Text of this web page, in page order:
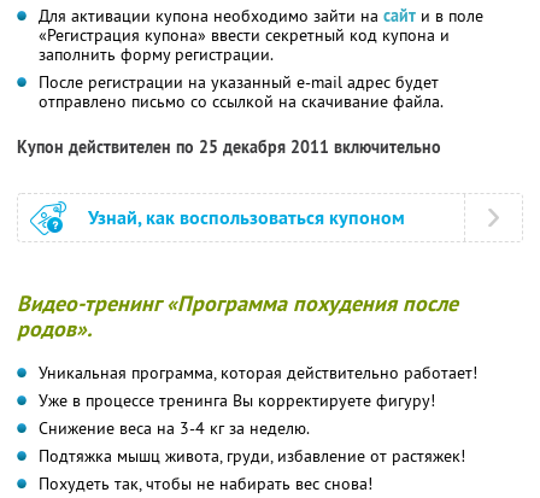
Для активации купона необходимо зайти на сайт и в поле
«Регистрация купона» ввести секретный код купона и
заполнить форму регистрации.
После регистрации на указанный e-mail адрес будет
отправлено письмо со ссылкой на скачивание файла.
Купон действителен по 25 декабря 2011 включительно
Узнай, как воспользоваться купоном
Видео-тренинг «Программа похудения после
родов».
Уникальная программа, которая действительно работает!
Уже в процессе тренинга Вы корректируете фигуру!
Снижение веса на 3-4 кг за неделю.
Подтяжка мышц живота, груди, избавление от растяжек!
Похудеть так, чтобы не набирать вес снова!